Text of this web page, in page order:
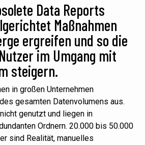
Data Reports
Maßnahmen
ergreifen und so die
im Umgang mit
steigern.
in großen Unternehmen
gesamten Datenvolumens aus.
genutzt und liegen in
Ordnern. 20.000 bis 50.000
sind Realität, manuelles